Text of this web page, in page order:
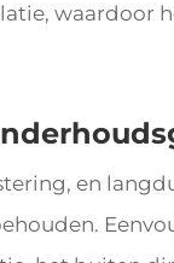
waardoor
en